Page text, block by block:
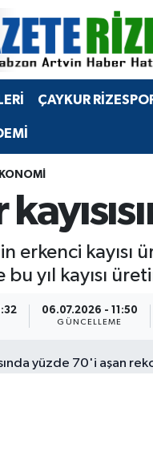
ÇAYKUR
erkenci
bu yıl kayısı
06.07.2026 - 11:50
GÜNCELLEME
Haritası